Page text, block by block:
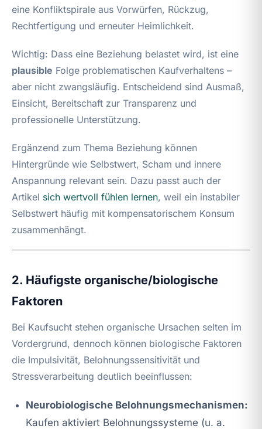
eine Konfliktspirale aus Vorwürfen, Rückzug,
Rechtfertigung und erneuter Heimlichkeit.
Wichtig: Dass eine Beziehung belastet wird, ist eine
plausible Folge problematischen Kaufverhaltens –
aber nicht zwangsläufig. Entscheidend sind Ausmaß,
Einsicht, Bereitschaft zur Transparenz und
professionelle Unterstützung.
Ergänzend zum Thema Beziehung können
Hintergründe wie Selbstwert, Scham und innere
Anspannung relevant sein. Dazu passt auch der
Artikel sich wertvoll fühlen lernen, weil ein instabiler
Selbstwert häufig mit kompensatorischem Konsum
zusammenhängt.
2. Häufigste organische/biologische
Faktoren
Bei Kaufsucht stehen organische Ursachen selten im
Vordergrund, dennoch können biologische Faktoren
die Impulsivität, Belohnungssensitivität und
Stressverarbeitung deutlich beeinflussen:
Neurobiologische Belohnungsmechanismen:
Kaufen aktiviert Belohnungssysteme (u. a.